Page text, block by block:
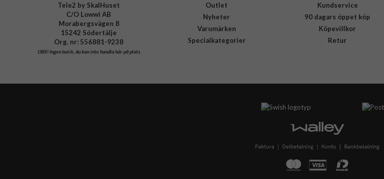
Tele2 by SkalHuset
C/O Lowwi AB
Morabergsvägen 8
15242 Södertälje
Org. nr: 556881-9238
OBS!Ingen butik, du kan inte handla här på plats
Outlet
Nyheter
Varumärken
Specialkategorier
Kundservice
90 dagars öppet köp
Köpevillkor
Retur